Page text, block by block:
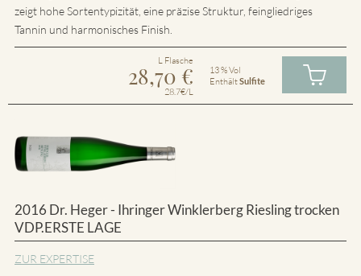
zeigt hohe Sortentypizität, eine präzise Struktur, feingliedriges
Tannin und harmonisches Finish.
L Flasche
28,70 €
28.7€/L
13 % Vol
EnthältSulfite
2016 Dr. Heger - Ihringer Winklerberg Riesling trocken
VDP.ERSTE LAGE
ZUR EXPERTISE